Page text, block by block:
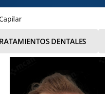
DENTALES